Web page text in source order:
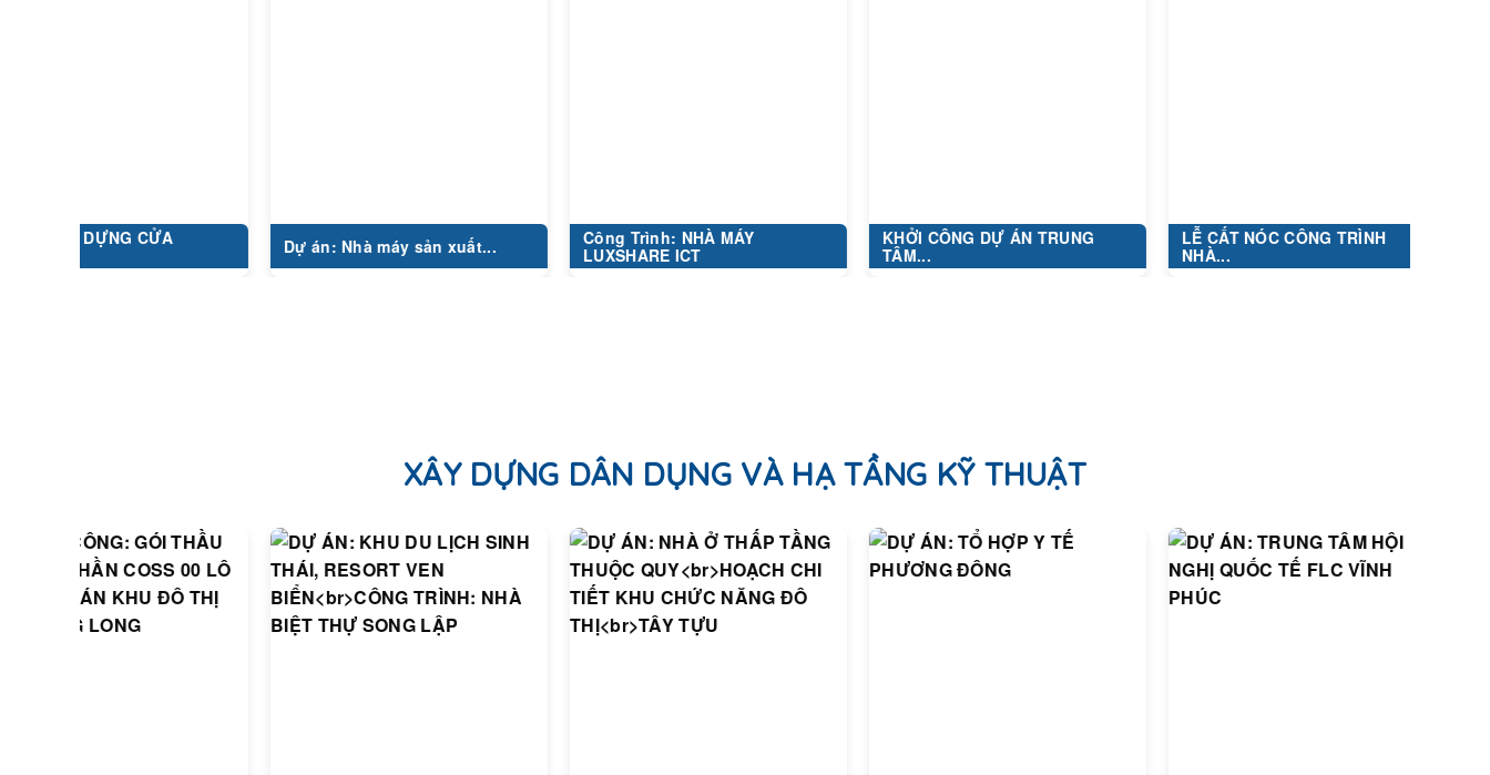
CỬA Dự án: Nhà máy sản xuất...
Công Trình: NHÀ MÁY
LUXSHARE ICT
KHỞI CÔNG DỰ ÁN TRUNG
LỄ CẤT NÓC CÔNG TRÌNH
XÂY DỰNG DÂN DỤNG VÀ HẠ TẦNG KỸ THUẬT